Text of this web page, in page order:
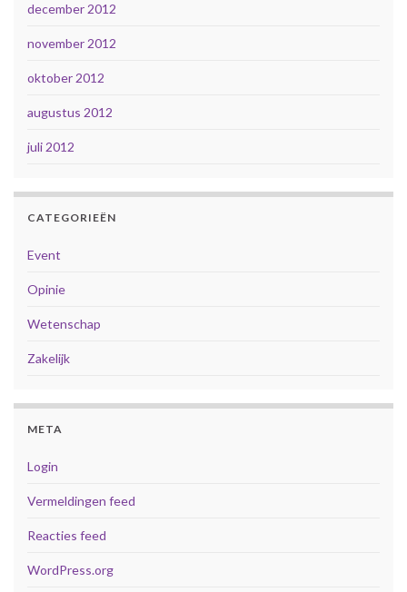
december 2012
november 2012
oktober 2012
augustus 2012
juli 2012
CATEGORIEËN
Event
Opinie
Wetenschap
Zakelijk
META
Login
Vermeldingen feed
Reacties feed
WordPress.org